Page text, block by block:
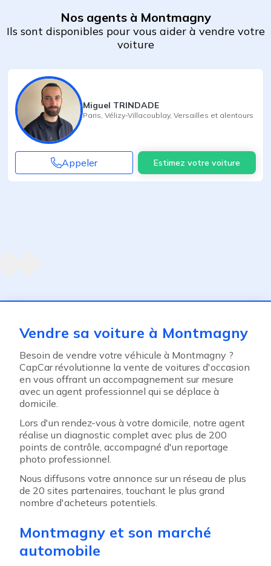
Nos agents à Montmagny
Ils sont disponibles pour vous aider à vendre votre
voiture
Miguel TRINDADE
Paris Vélizy-Villacoublay, Versailles et alentours
Appeler Estimez votre voiture
Vendre sa voiture à Montmagny
Besoin de vendre votre véhicule à Montmagny ?
CapCar révolutionne la vente de voitures d'occasion
en vous offrant un accompagnement sur mesure
avec un agent professionnel qui se déplace à
domicile.
Lors d'un rendez-vous à votre domicile, notre agent
réalise un diagnostic complet avec plus de 200
points de contrôle, accompagné d'un reportage
photo professionnel.
Nous diffusons votre annonce sur un réseau de plus
de 20 sites partenaires, touchant le plus grand
nombre d'acheteurs potentiels.
Montmagny et son marché
automobile